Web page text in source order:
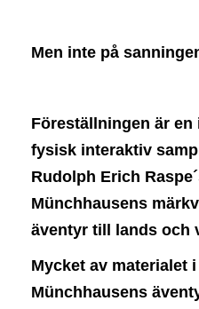
Men inte på
Föreställningen är en
fysisk interaktiv
Rudolph Erich
Münchhausens
äventyr till lands och
Mycket av materialet
Münchhausens